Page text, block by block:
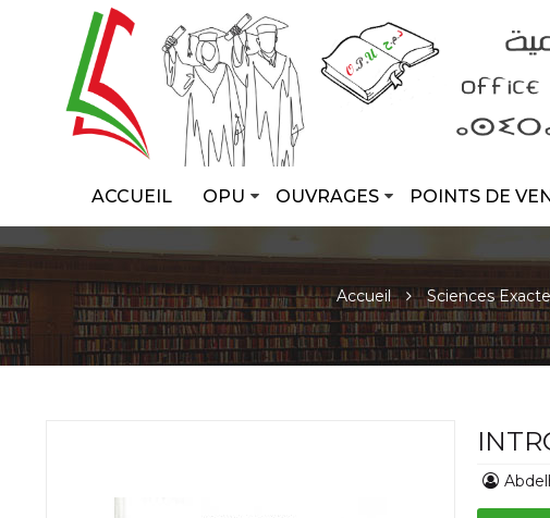
ACCUEIL OPU OUVRAGES POINTS DE
Accueil Sciences